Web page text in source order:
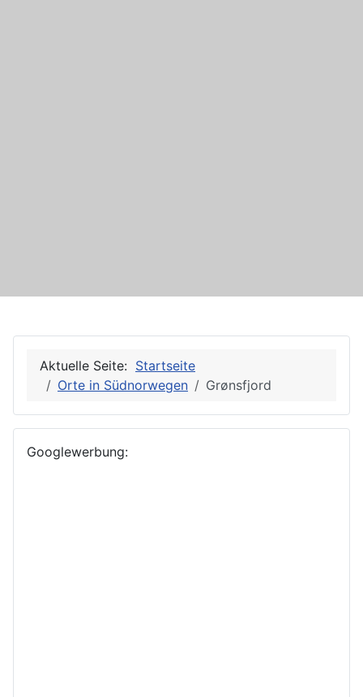
Aktuelle Seite: Startseite
Orte in Südnorwegen
Grønsfjord
Googlewerbung: